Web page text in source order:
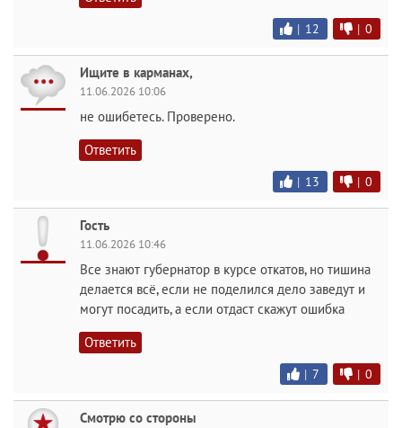
| 12 | 0
Ищите в карманах,
11.06.2026 10:06
не ошибетесь. Проверено.
Ответить
| 13 | 0
Гость
11.06.2026 10:46
Все знают губернатор в курсе откатов, но тишина
делается всё, если не поделился дело заведут и
могут посадить, а если отдаст скажут ошибка
Ответить
| 7 | 0
Смотрю со стороны